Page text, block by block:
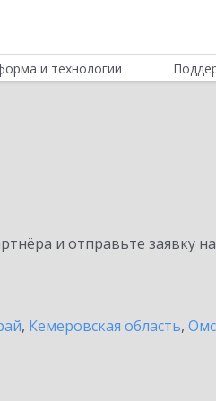
и технологии
и отправьте заявку
, Кемеровская область,